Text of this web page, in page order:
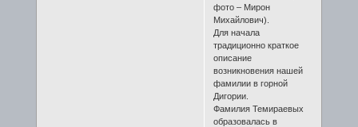
фото – Мирон
Михайлович).
Для начала
традиционно краткое
описание
возникновения нашей
фамилии в горной
Дигории.
Фамилия Темираевых
образовалась в